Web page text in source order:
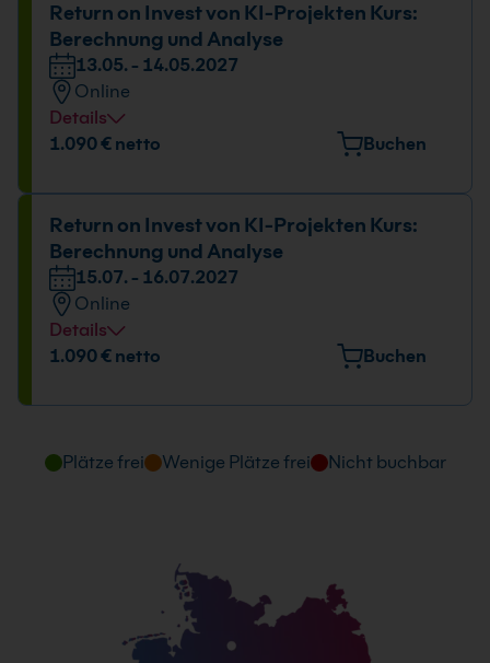
Return on Invest von KI-Projekten Kurs:
Berechnung und Analyse
13.05. - 14.05.2027
Online
Details
1.090 € netto
Buchen
Return on Invest von KI-Projekten Kurs:
Berechnung und Analyse
15.07. - 16.07.2027
Online
Details
1.090 € netto
Buchen
Plätze frei Wenige Plätze frei Nicht buchbar